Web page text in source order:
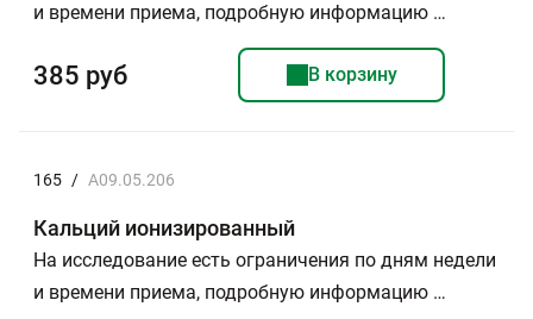
и времени приема, подробную информацию …
385 руб В корзину
165 / A09.05.206
Кальций ионизированный
На исследование есть ограничения по дням недели
и времени приема, подробную информацию …